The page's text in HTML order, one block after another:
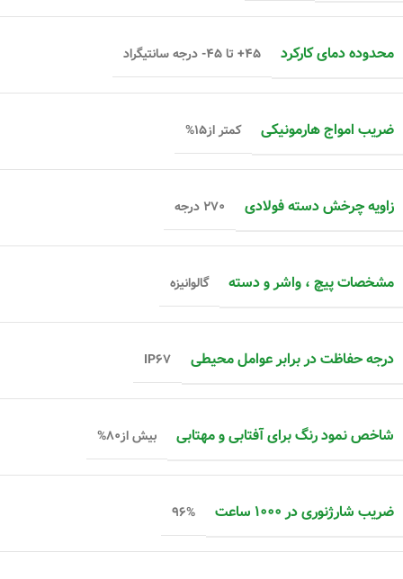
محدوده دمای کارکرد ۴۵+ تا ۴۵- درجه سانتیگراد
ضریب امواج هارمونیکی کمتر از۱۵%
زاویه چرخش دسته فولادی ۲۷۰ درجه
مشخصات پیچ ، واشر و دسته گالوانیزه
درجه حفاظت در برابر عوامل محیطی IP۶۷
شاخص نمود رنگ برای آفتابی و مهتابی بیش از۸۰%
ضریب شارژنوری در ۱۰۰۰ ساعت ۹۶%